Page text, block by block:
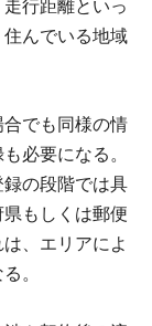
行距離といっ
んでいる地域
でも同様の情
必要になる。
の段階では具
もしくは郵便
、エリアによ
。